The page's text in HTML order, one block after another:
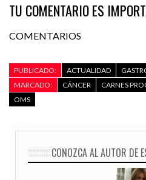
TU COMENTARIO ES
COMENTARIOS
PUBLICADO: ACTUALIDAD
MARCADO:
CÁNCER CARNES
OMS
CONOZCA AL AUTOR DE